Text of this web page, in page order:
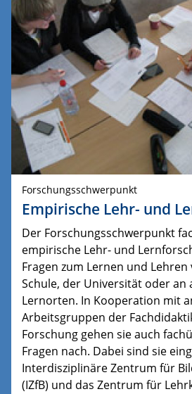
Forschungsschwerpunkt
Empirische Lehr- und
Der Forschungsschwerpunkt
empirische Lehr- und
Fragen zum Lernen und
Schule, der Universität oder an
Lernorten. In Kooperation mit
Arbeitsgruppen der
Forschung gehen sie auch
Fragen nach. Dabei sind sie
Interdisziplinäre Zentrum für
(IZfB) und das Zentrum für